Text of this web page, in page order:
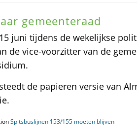
gemeenteraad
juni tijdens de wekelijkse
de vice-voorzitter van de
de papieren versie van
Spitsbuslijnen 153/155 moeten blijven